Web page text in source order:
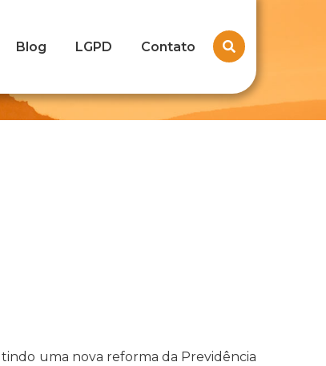
Blog LGPD Contato
uma nova reforma da Previdência